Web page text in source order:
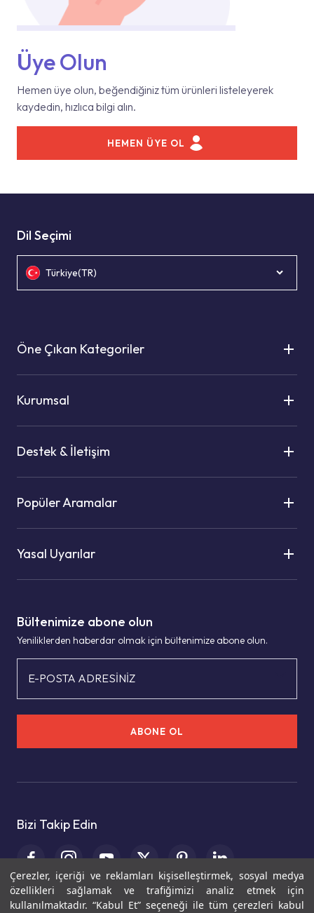
Çerezler, içeriği ve reklamları kişiselleştirmek, sosyal medya
özellikleri sağlamak ve trafiğimizi analiz etmek için
kullanılmaktadır. “Kabul Et” seçeneği ile tüm çerezleri kabul
Üye Olun
Hemen üye olun, beğendiğiniz tüm ürünleri listeleyerek
kaydedin, hızlıca bilgi alın.
HEMEN ÜYE OL
Bültenimize abone olun
Yeniliklerden haberdar olmak için bültenimize abone olun.
E-POSTA ADRESİNİZ
ABONE OL
Bizi Takip Edin
Dil Seçimi
Türkiye(TR)
Öne Çıkan Kategoriler
Kurumsal
Destek & İletişim
Popüler Aramalar
Yasal Uyarılar